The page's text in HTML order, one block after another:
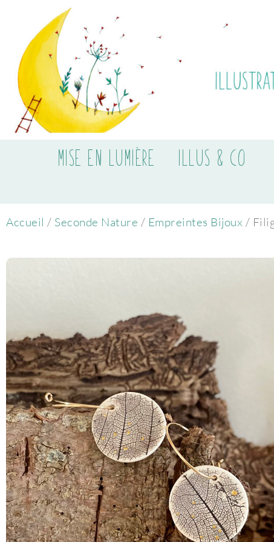
MISE EN LUMIÈRE ILLUS & CO
Accueil / Seconde Nature / Empreintes Bijoux /